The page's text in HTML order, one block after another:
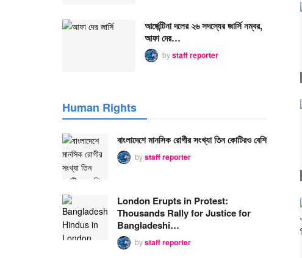
আর্জেন্টিনা দলের ২৬ সদস্যের জার্সি নম্বর,
আফা দের…
bystaff reporter
Human Rights
বাংলাদেশে মানসিক রোগীর সংখ্যা তিন কোটিরও বেশি
bystaff reporter
London Erupts in Protest:
Thousands Rally for Justice for
Bangladeshi…
bystaff reporter